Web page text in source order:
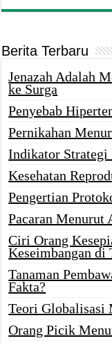
Berita Terbaru
Jenazah Adalah
ke Surga
Penyebab
Pernikahan
Indikator Strategi
Kesehatan
Pengertian
Pacaran Menurut
Ciri Orang
Keseimbangan di
Tanaman
Fakta?
Teori Globalisasi
Orang Picik